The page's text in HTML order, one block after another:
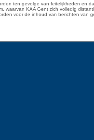
ten gevolge van feitelijkheden en
KAA Gent zich volledig
voor de inhoud van berichten van